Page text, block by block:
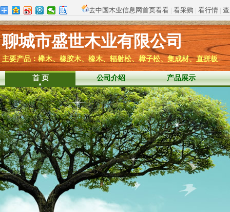
去中国木业信息网首页看看 | 看采购 | 看行情 |
聊城市盛世木业有限公司
主要产品：榉木、橡胶木、橡木、辐射松、樟子松、集成材、直拼板
首 页 公司介绍 产品展示